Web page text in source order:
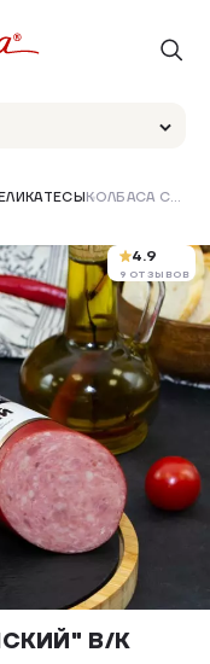
КОЛБАСА СЕРВЕЛАТ "ВЕНСКИЙ" В/К
4.9
9 ОТЗЫВОВ
В/К